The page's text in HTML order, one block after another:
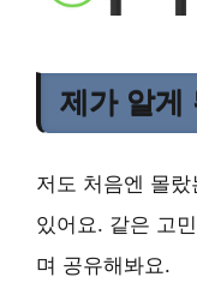
제가 알게
저도 처음엔 몰
있어요. 같은 고
며 공유해봐요.